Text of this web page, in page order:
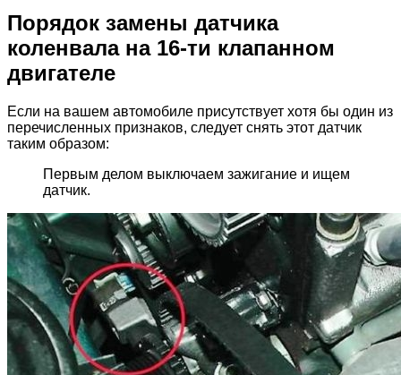
Порядок замены датчика
коленвала на 16-ти клапанном
двигателе
Если на вашем автомобиле присутствует хотя бы один из
перечисленных признаков, следует снять этот датчик
таким образом:
Первым делом выключаем зажигание и ищем
датчик.